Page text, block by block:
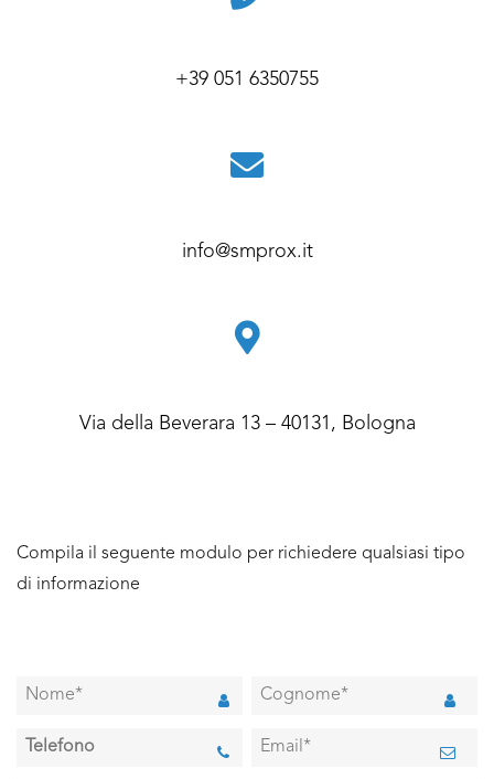
+39 051 6350755
info@smprox.it
Via della Beverara 13 – 40131, Bologna
Compila il seguente modulo per richiedere qualsiasi tipo
di informazione